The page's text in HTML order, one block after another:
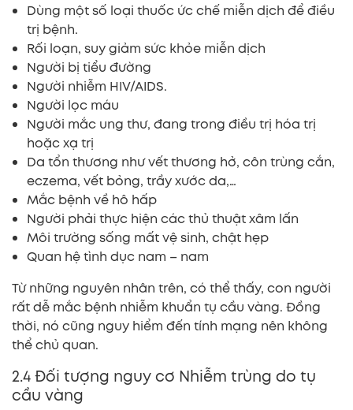
Dùng một số loại thuốc ức chế miễn dịch để điều
trị bệnh.
Rối loạn, suy giảm sức khỏe miễn dịch
Người bị tiểu đường
Người nhiễm HIV/AIDS.
Người lọc máu
Người mắc ung thư, đang trong điều trị hóa trị
hoặc xạ trị
Da tổn thương như vết thương hở, côn trùng cắn,
eczema, vết bỏng, trầy xước da,…
Mắc bệnh về hô hấp
Người phải thực hiện các thủ thuật xâm lấn
Môi trường sống mất vệ sinh, chật hẹp
Quan hệ tình dục nam – nam
Từ những nguyên nhân trên, có thể thấy, con người
rất dễ mắc bệnh nhiễm khuẩn tụ cầu vàng. Đồng
thời, nó cũng nguy hiểm đến tính mạng nên không
thể chủ quan.
2.4 Đối tượng nguy cơ Nhiễm trùng do tụ
cầu vàng